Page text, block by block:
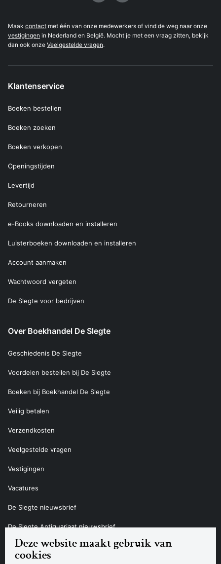
Deze website maakt gebruik van
cookies
Maak contact met één van onze medewerkers of vind de weg naar onze
vestigingen in Nederland en België. Mocht je met een vraag zitten, bekijk
dan ook onze Veelgestelde vragen.
Klantenservice
Boeken bestellen
Boeken zoeken
Boeken verkopen
Openingstijden
Levertijd
Retourneren
e-Books downloaden en installeren
Luisterboeken downloaden en installeren
Account aanmaken
Wachtwoord vergeten
De Slegte voor bedrijven
Over Boekhandel De Slegte
Geschiedenis De Slegte
Voordelen bestellen bij De Slegte
Boeken bij Boekhandel De Slegte
Veilig betalen
Verzendkosten
Veelgestelde vragen
Vestigingen
Vacatures
De Slegte nieuwsbrief
De Slegte Antiquariaat nieuwsbrief
Contact